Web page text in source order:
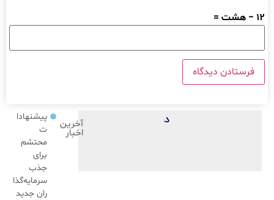
12 − هشت =
آخرین
اخبار
پیشنهادا
ت
محتشم
برای
جذب
سرمایه‌گذا
ران جدید